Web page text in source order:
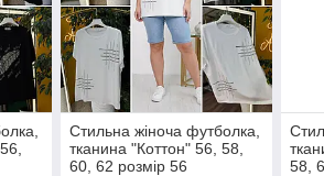
Стильна жіноча футболка,
тканина "Коттон" 56, 58,
60, 62 розмір 56
58,